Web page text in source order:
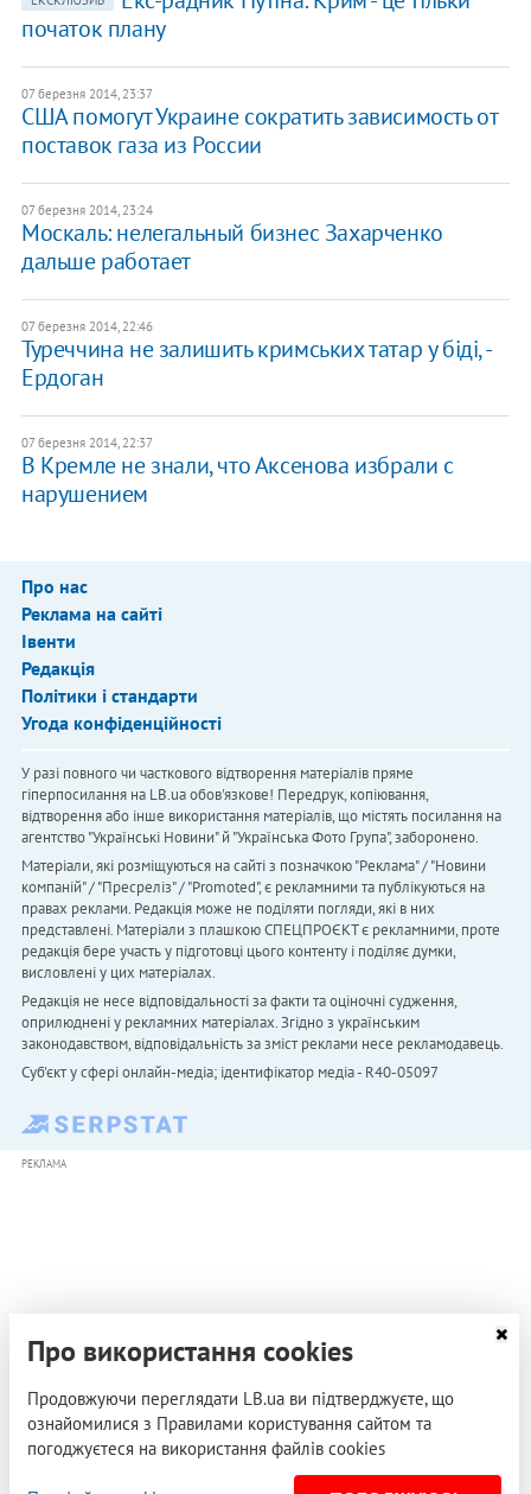
початок плану
07 березня 2014, 23:37
США помогут Украине сократить зависимость от
поставок газа из России
07 березня 2014, 23:24
Москаль: нелегальный бизнес Захарченко
дальше работает
07 березня 2014, 22:46
Туреччина не залишить кримських татар у біді, -
Ердоган
07 березня 2014, 22:37
В Кремле не знали, что Аксенова избрали с
нарушением
Про нас
Реклама на сайті
Івенти
Редакція
Політики і стандарти
Угода конфіденційності
У разі повного чи часткового відтворення матеріалів пряме
гіперпосилання на LB.ua обов'язкове! Передрук, копіювання,
відтворення або інше використання матеріалів, що містять посилання на
агентство "Українськi Новини" й "Українська Фото Група", заборонено.
Матеріали, які розміщуються на сайті з позначкою "Реклама" / "Новини
компаній" / "Пресреліз" / "Promoted", є рекламними та публікуються на
правах реклами. Редакція може не поділяти погляди, які в них
представлені. Матеріали з плашкою СПЕЦПРОЄКТ є рекламними, проте
редакція бере участь у підготовці цього контенту і поділяє думки,
висловлені у цих матеріалах.
Редакція не несе відповідальності за факти та оціночні судження,
оприлюднені у рекламних матеріалах. Згідно з українським
законодавством, відповідальність за зміст реклами несе рекламодавець.
Cуб'єкт у сфері онлайн-медіа; ідентифікатор медіа - R40-05097
РЕКЛАМА
Про використання cookies
Продовжуючи переглядати LB.ua ви підтверджуєте, що
ознайомилися з Правилами користування сайтом та
погоджуєтеся на використання файлів cookies